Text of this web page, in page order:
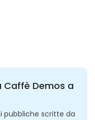
Caffè Demos a
pubbliche scritte da